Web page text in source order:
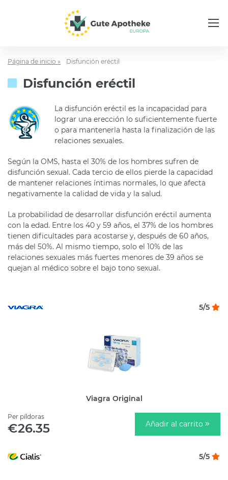
Página de inicio » Disfunción eréctil
Disfunción eréctil
La disfunción eréctil es la incapacidad para
lograr una erección lo suficientemente fuerte
o para mantenerla hasta la finalización de las
relaciones sexuales.
Según la OMS, hasta el 30% de los hombres sufren de
disfunción sexual. Cada tercio de ellos pierde la capacidad
de mantener relaciones íntimas normales, lo que afecta
negativamente la calidad de vida y la salud.
La probabilidad de desarrollar disfunción eréctil aumenta
con la edad. Entre los 40 y 59 años, el 37% de los hombres
tienen dificultades para acostarse y, después de 60 años,
más del 50%. Al mismo tiempo, solo el 10% de las
relaciones sexuales más fuertes menores de 39 años se
quejan al médico sobre el bajo tono sexual.
5/5
Viagra Original
Per píldoras
€26.35 Añadir al carrito
5/5